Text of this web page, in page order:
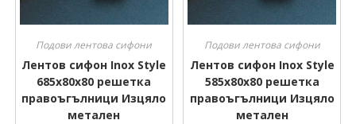
Подови лентова сифони
Лентов сифон Inox Style
685х80х80 решетка
правоъгълници Изцяло
метален
Подови лентова сифони
Лентов сифон Inox Style
585х80х80 решетка
правоъгълници Изцяло
метален